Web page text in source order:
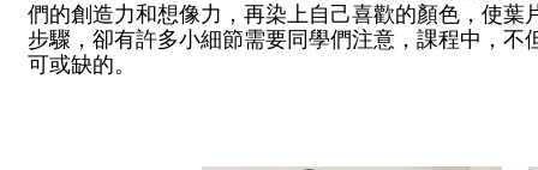
們的創造力和想像力，再染上自己喜歡的顏色，使
步驟，卻有許多小細節需要同學們注意，課程中，
可或缺的。